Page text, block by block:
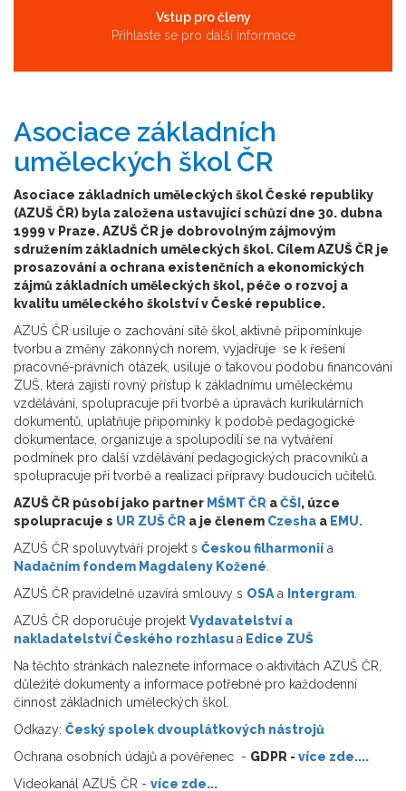
Vstup pro členy
Přihlaste se pro další informace
Asociace základních
uměleckých škol ČR
Asociace základních uměleckých škol České republiky
(AZUŠ ČR) byla založena ustavující schůzí dne 30. dubna
1999 v Praze. AZUŠ ČR je dobrovolným zájmovým
sdružením základních uměleckých škol. Cílem AZUŠ ČR je
prosazování a ochrana existenčních a ekonomických
zájmů základních uměleckých škol, péče o rozvoj a
kvalitu uměleckého školství v České republice.
AZUŠ ČR usiluje o zachování sítě škol, aktivně připomínkuje
tvorbu a změny zákonných norem, vyjadřuje se k řešení
pracovně-právních otázek, usiluje o takovou podobu financování
ZUŠ, která zajistí rovný přístup k základnímu uměleckému
vzdělávání, spolupracuje při tvorbě a úpravách kurikulárních
dokumentů, uplatňuje připomínky k podobě pedagogické
dokumentace, organizuje a spolupodílí se na vytváření
podmínek pro další vzdělávání pedagogických pracovníků a
spolupracuje při tvorbě a realizaci přípravy budoucích učitelů.
AZUŠ ČR působí jako partner MŠMT ČR aČŠI, úzce
spolupracuje s UR ZUŠ ČR a je členem Czesha a EMU.
AZUŠ ČR spoluvytváří projekt s Českou filharmonií a
Nadačním fondem Magdaleny Kožené
AZUŠ ČR pravidelně uzavírá smlouvy s OSA a Intergram
AZUŠ ČR doporučuje projekt Vydavatelství a
nakladatelství Českého rozhlasua Edice ZUŠ
Na těchto stránkách naleznete informace o aktivitách AZUŠ ČR,
důležité dokumenty a informace potřebné pro každodenní
činnost základních uměleckých škol.
Odkazy: Český spolek dvouplátkových nástrojů
Ochrana osobních údajů a pověřenec - GDPR - více zde....
Videokanál AZUŠ ČR - více zde...